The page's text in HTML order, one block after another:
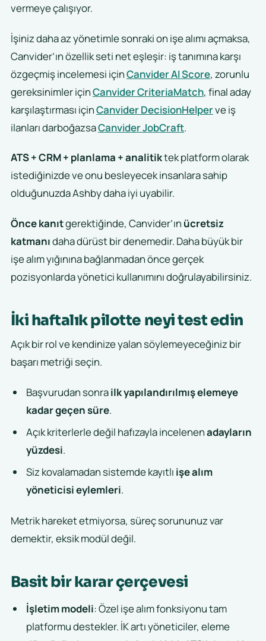
vermeye çalışıyor.
İşiniz daha az yönetimle sonraki on işe alımı açmaksa,
Canvider’ın özellik seti net eşleşir: iş tanımına karşı
özgeçmiş incelemesi içinCanvider AI Score, zorunlu
gereksinimler içinCanvider CriteriaMatch, final aday
karşılaştırması içinCanvider DecisionHelperve iş
ilanları darboğazsaCanvider JobCraft.
ATS + CRM + planlama + analitiktek platform olarak
istediğinizde ve onu besleyecek insanlara sahip
olduğunuzda Ashby daha iyi uyabilir.
Önce kanıtgerektiğinde, Canvider’ın ücretsiz
katmanıdaha dürüst bir denemedir. Daha büyük bir
işe alım yığınına bağlanmadan önce gerçek
pozisyonlarda yönetici kullanımını doğrulayabilirsiniz.
İki haftalık pilotte neyi test edin
Açık bir rol ve kendinize yalan söylemeyeceğiniz bir
başarı metriği seçin.
Başvurudan sonrailk yapılandırılmış elemeye
kadar geçen süre.
Açık kriterlerle değil hafızayla incelenenadayların
yüzdesi.
Siz kovalamadan sistemde kayıtlı işe alım
yöneticisi eylemleri.
Metrik hareket etmiyorsa, süreç sorununuz var
demektir, eksik modül değil.
Basit bir karar çerçevesi
İşletim modeli: Özel işe alım fonksiyonu tam
platformu destekler. İK artı yöneticiler, eleme